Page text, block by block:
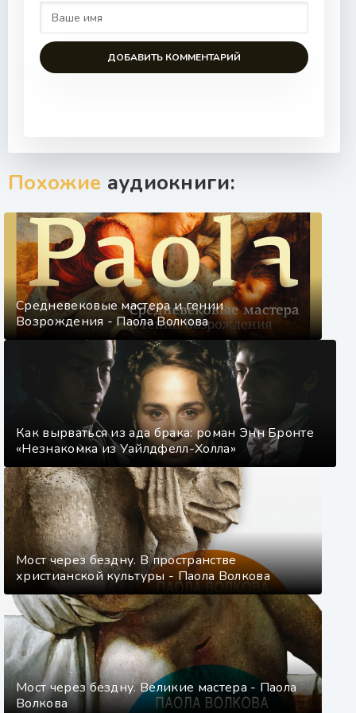
ДОБАВИТЬ КОММЕНТАРИЙ
Похожие аудиокниги:
Средневековые мастера и гении
Возрождения - Паола Волкова
Как вырваться из ада брака: роман Энн Бронте
«Незнакомка из Уайлдфелл-Холла»
Мост через бездну. В пространстве
христианской культуры - Паола Волкова
Мост через бездну. Великие мастера - Паола
Волкова